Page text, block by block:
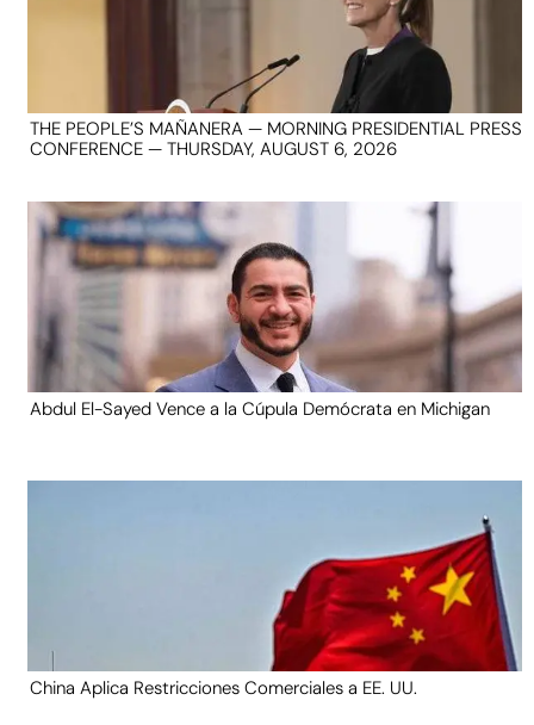
THE PEOPLE’S MAÑANERA — MORNING PRESIDENTIAL PRESS
CONFERENCE — THURSDAY, AUGUST 6, 2026
Abdul El-Sayed Vence a la Cúpula Demócrata en Michigan
China Aplica Restricciones Comerciales a EE. UU.